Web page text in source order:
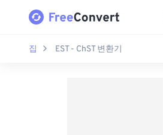
집 EST - ChST 변환기